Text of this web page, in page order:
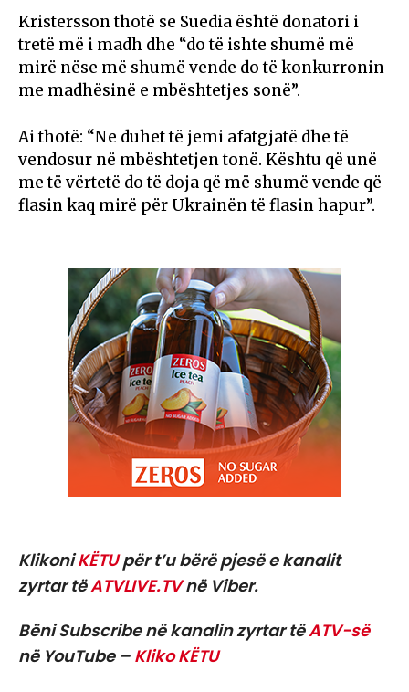
Kristersson thotë se Suedia është donatori i
tretë më i madh dhe “do të ishte shumë më
mirë nëse më shumë vende do të konkurronin
me madhësinë e mbështetjes sonë”.
Ai thotë: “Ne duhet të jemi afatgjatë dhe të
vendosur në mbështetjen tonë. Kështu që unë
me të vërtetë do të doja që më shumë vende që
flasin kaq mirë për Ukrainën të flasin hapur”.
KlikoniKËTUpër t’u bërë pjesë e kanalit
zyrtar tëATVLIVE.TVnë Viber.
Bëni Subscribe në kanalin zyrtar tëATV-së
në YouTube – Kliko KËTU